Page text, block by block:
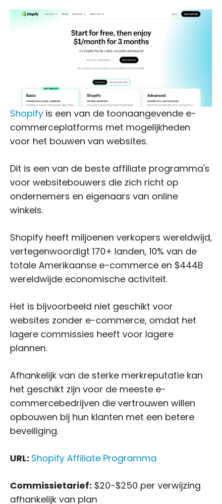
Shopify is een van de toonaangevende e-
commerceplatforms met mogelijkheden
voor het bouwen van websites.
Dit is een van de beste affiliate programma's
voor websitebouwers die zich richt op
ondernemers en eigenaars van online
winkels.
Shopify heeft miljoenen verkopers wereldwijd,
vertegenwoordigt 170+ landen, 10% van de
totale Amerikaanse e-commerce en $444B
wereldwijde economische activiteit.
Het is bijvoorbeeld niet geschikt voor
websites zonder e-commerce, omdat het
lagere commissies heeft voor lagere
plannen.
Afhankelijk van de sterke merkreputatie kan
het geschikt zijn voor de meeste e-
commercebedrijven die vertrouwen willen
opbouwen bij hun klanten met een betere
beveiliging.
URL: Shopify Affiliate Programma
Commissietarief: $20-$250 per verwijzing
afhankelijk van plan